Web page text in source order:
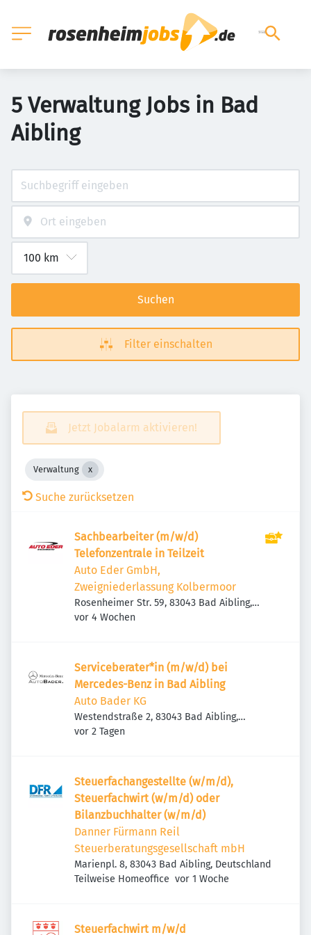
5 Verwaltung Jobs in Bad
Aibling
Suchen
Filter einschalten
Jetzt Jobalarm aktivieren!
Verwaltung
Suche zurücksetzen
Sachbearbeiter (m/w/d)
Telefonzentrale in Teilzeit
Auto Eder GmbH,
Zweigniederlassung Kolbermoor
Rosenheimer Str. 59, 83043 Bad Aibling,
Deutschland
Veröffentlicht
vor 4 Wochen
Serviceberater*in (m/w/d) bei
Mercedes-Benz in Bad Aibling
Auto Bader KG
Westendstraße 2, 83043 Bad Aibling,
Deutschland
Veröffentlicht
vor 2 Tagen
Steuerfachangestellte (w/m/d),
Steuerfachwirt (w/m/d) oder
Bilanzbuchhalter (w/m/d)
Danner Fürmann Reil
Steuerberatungsgesellschaft mbH
Marienpl. 8, 83043 Bad Aibling, Deutschland
Teilweise Homeoffice Veröffentlicht
vor 1 Woche
Steuerfachwirt m/w/d